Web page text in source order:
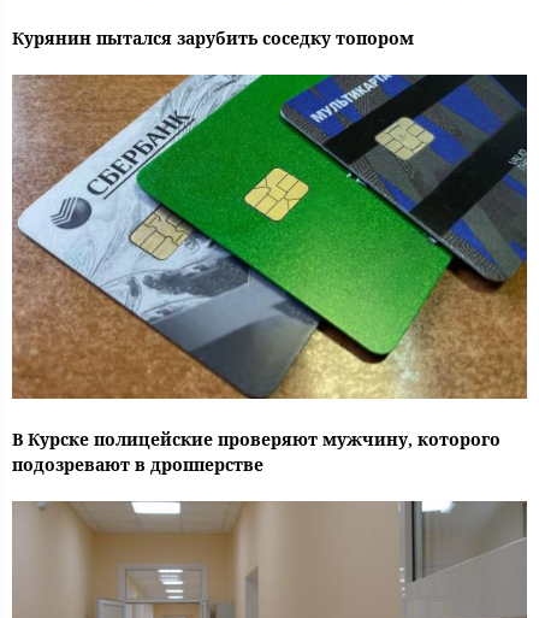
Курянин пытался зарубить соседку топором
В Курске полицейские проверяют мужчину, которого
подозревают в дропперстве